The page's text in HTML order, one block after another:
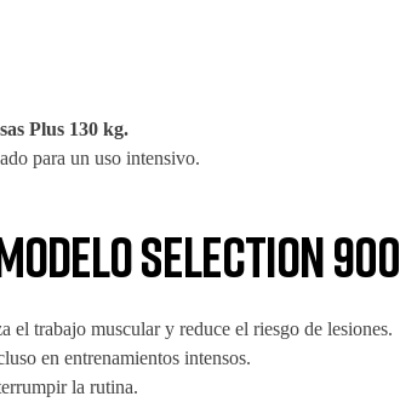
Plus 130 kg.
para un uso intensivo.
Selection 900
el trabajo muscular y reduce el riesgo de lesiones.
en entrenamientos intensos.
la rutina.